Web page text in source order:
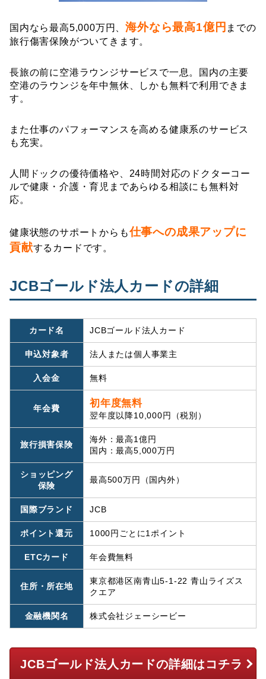
国内なら最高5,000万円、海外なら最高1億円 までの
旅行傷害保険がついてきます。
長旅の前に空港ラウンジサービスで一息。国内の主要
空港のラウンジを年中無休、しかも無料で利用できま
す。
また仕事のパフォーマンスを高める健康系のサービス
も充実。
人間ドックの優待価格や、24時間対応のドクターコー
ルで健康・介護・育児まであらゆる相談にも無料対
応。
健康状態のサポートからも仕事への成果アップに
貢献するカードです。
JCBゴールド法人カードの詳細
カード名 JCBゴールド法人カード
申込対象者 法人または個人事業主
入会金 無料
年会費 初年度無料
翌年度以降10,000円（税別）
旅行損害保険
海外：最高1億円
国内：最高5,000万円
ショッピング
保険
最高500万円（国内外）
国際ブランド JCB
ポイント還元 1000円ごとに1ポイント
ETCカード 年会費無料
住所・所在地
東京都港区南青山5-1-22 青山ライズス
クエア
金融機関名 株式会社ジェーシービー
JCBゴールド法人カードの詳細はコチラ